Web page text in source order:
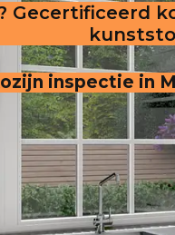
Gecertificeerd
inspectie in